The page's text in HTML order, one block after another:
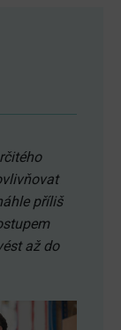
příliš
až do